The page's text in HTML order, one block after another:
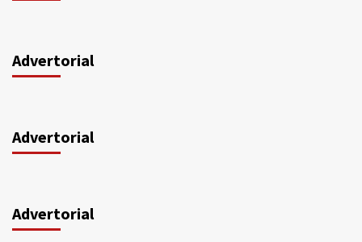
Advertorial
Advertorial
Advertorial